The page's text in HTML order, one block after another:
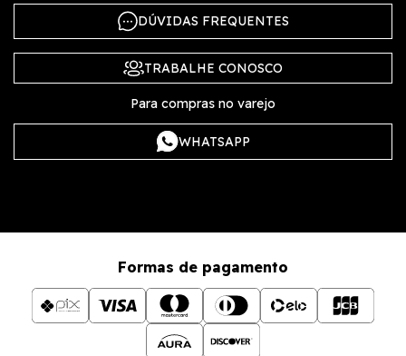
DÚVIDAS FREQUENTES
TRABALHE CONOSCO
Para compras no varejo
WHATSAPP
Formas de pagamento